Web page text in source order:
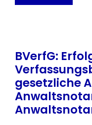
BVerfG:
gesetzliche